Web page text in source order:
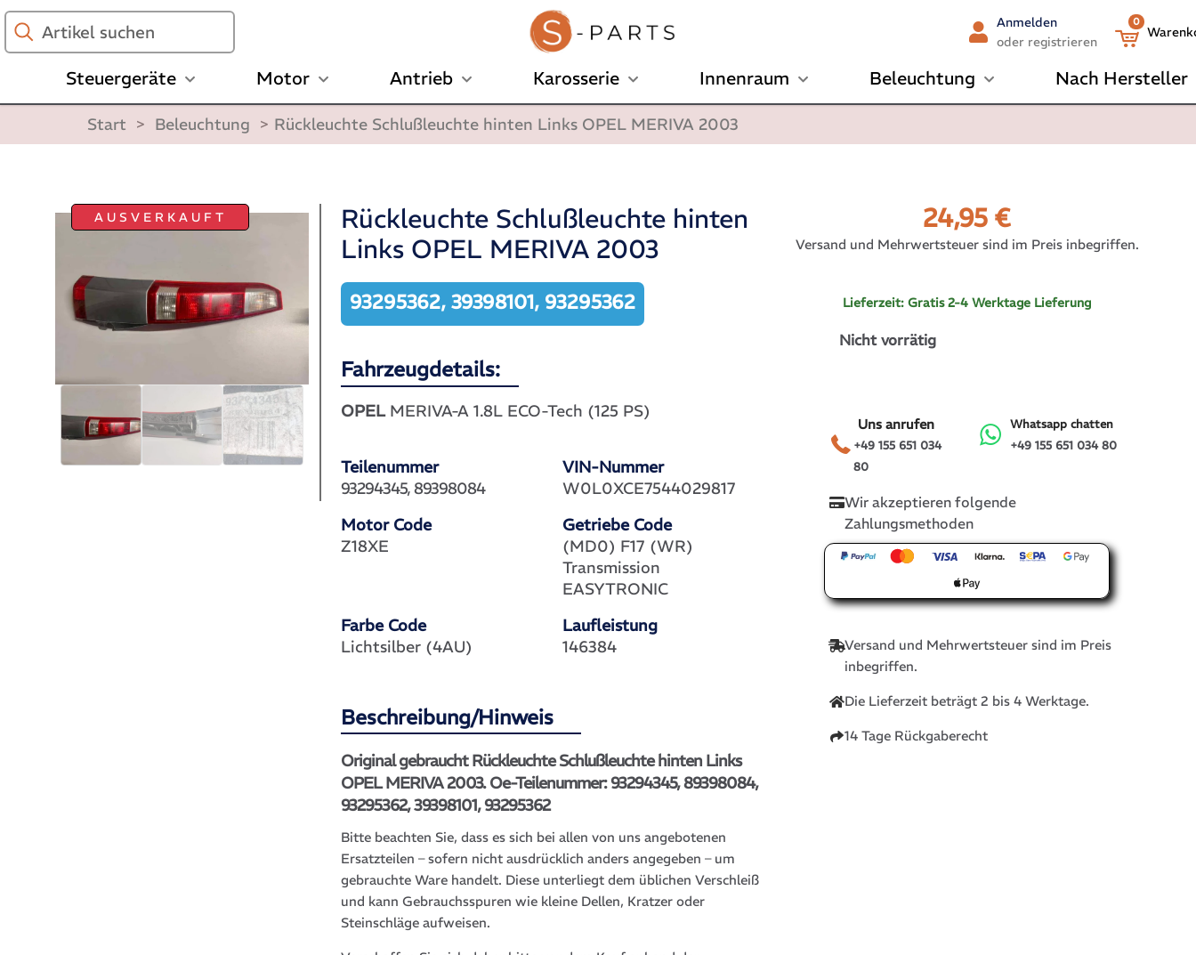
Artikel
suchen
Anmelden
oder registrieren
0
Steuergeräte Motor Antrieb Karosserie Innenraum Beleuchtung Nach Hersteller
Start > Beleuchtung > Rückleuchte Schlußleuchte hinten Links OPEL MERIVA 2003
AUSVERKAUFT
Rückleuchte Schlußleuchte hinten
Links OPEL MERIVA 2003
93295362, 39398101, 93295362
Fahrzeugdetails:
OPELMERIVA-A 1.8L ECO-Tech (125 PS)
Teilenummer
VIN-Nummer
93294345, 89398084
W0L0XCE7544029817
Motor Code
Getriebe Code
Z18XE
(MD0) F17 (WR)
Transmission
EASYTRONIC
Farbe Code
Laufleistung
Lichtsilber (4AU)
146384
Beschreibung/Hinweis
Original gebraucht Rückleuchte Schlußleuchte hinten Links
OPEL MERIVA 2003. Oe-Teilenummer: 93294345, 89398084,
93295362, 39398101, 93295362
Bitte beachten Sie, dass es sich bei allen von uns angebotenen
Ersatzteilen – sofern nicht ausdrücklich anders angegeben – um
gebrauchte Ware handelt. Diese unterliegt dem üblichen Verschleiß
und kann Gebrauchsspuren wie kleine Dellen, Kratzer oder
Steinschläge aufweisen.
24,95€
Versand und Mehrwertsteuer sind im Preis inbegriffen.
Lieferzeit:Gratis 2-4 Werktage Lieferung
Nicht vorrätig
+49 155 651 034
80
Uns anrufen
+49 155 651 034 80
Whatsapp chatten
Wir akzeptieren folgende
Zahlungsmethoden
Versand und Mehrwertsteuer sind im Preis
inbegriffen.
Die Lieferzeit beträgt 2 bis 4 Werktage.
14 Tage Rückgaberecht